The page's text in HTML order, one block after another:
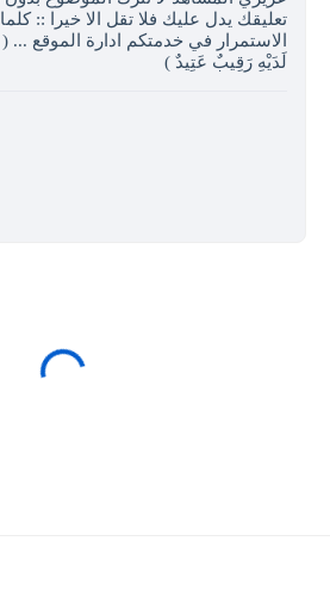
تعليقك يدل عليك فلا تقل الا خيرا ::
الاستمرار في خدمتكم ادارة الموقع ...
لَدَيْهِ رَقِيبٌ عَتِيدٌ )